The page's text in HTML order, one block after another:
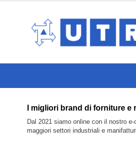
I migliori brand di forniture
Dal 2021 siamo online con il nostro
maggiori settori industriali e